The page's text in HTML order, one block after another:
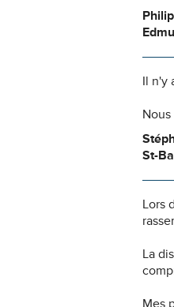
Il n'y
St-
Lors
La
Mes